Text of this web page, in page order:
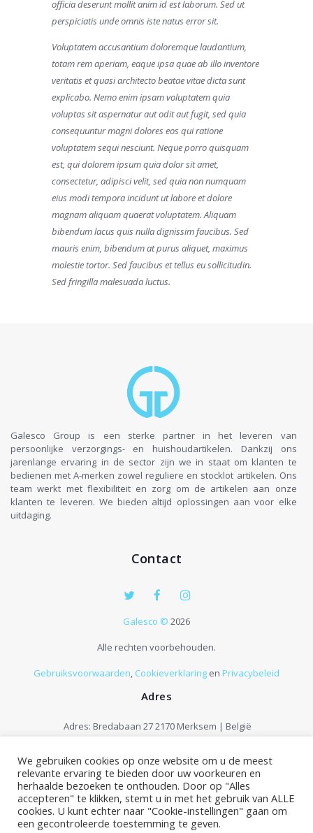
officia deserunt mollit anim id est laborum. Sed ut
perspiciatis unde omnis iste natus error sit.
Voluptatem accusantium doloremque laudantium,
totam rem aperiam, eaque ipsa quae ab illo inventore
veritatis et quasi architecto beatae vitae dicta sunt
explicabo. Nemo enim ipsam voluptatem quia
voluptas sit aspernatur aut odit aut fugit, sed quia
consequuntur magni dolores eos qui ratione
voluptatem sequi nesciunt. Neque porro quisquam
est, qui dolorem ipsum quia dolor sit amet,
consectetur, adipisci velit, sed quia non numquam
eius modi tempora incidunt ut labore et dolore
magnam aliquam quaerat voluptatem. Aliquam
bibendum lacus quis nulla dignissim faucibus. Sed
mauris enim, bibendum at purus aliquet, maximus
molestie tortor. Sed faucibus et tellus eu sollicitudin.
Sed fringilla malesuada luctus.
Galesco Group is een sterke partner in het leveren van
persoonlijke verzorgings- en huishoudartikelen. Dankzij ons
jarenlange ervaring in de sector zijn we in staat om klanten te
bedienen met A-merken zowel reguliere en stocklot artikelen. Ons
team werkt met flexibiliteit en zorg om de artikelen aan onze
klanten te leveren. We bieden altijd oplossingen aan voor elke
uitdaging.
Contact
Galesco © 2026
Alle rechten voorbehouden.
Gebruiksvoorwaarden, Cookieverklaring en Privacybeleid
Adres
Adres: Bredabaan 27 2170 Merksem | België
E-mail: info@galesco.be
Maandag - Zaterdag: 9:00 - 18:00
We gebruiken cookies op onze website om u de meest
relevante ervaring te bieden door uw voorkeuren en
herhaalde bezoeken te onthouden. Door op "Alles
accepteren" te klikken, stemt u in met het gebruik van ALLE
cookies. U kunt echter naar "Cookie-instellingen" gaan om
een gecontroleerde toestemming te geven.